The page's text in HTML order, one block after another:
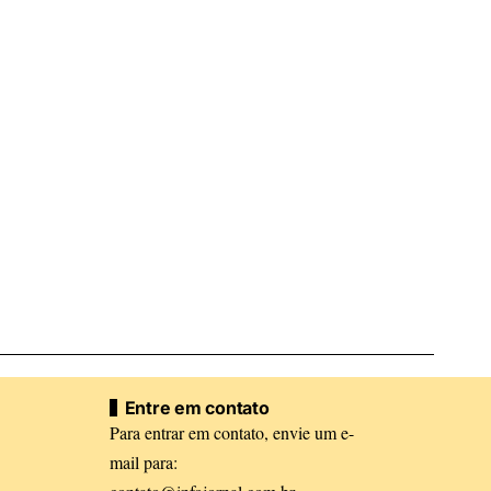
Entre em contato
Para entrar em contato, envie um e-
mail para: